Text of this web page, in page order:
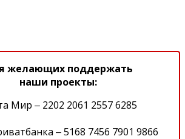
желающих поддержать
наши проекты:
Мир ‒ 2202 2061 2557 6285
‒ 5168 7456 7901 9866